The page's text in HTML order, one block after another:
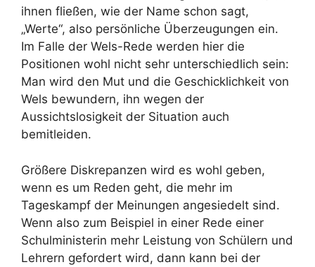
ihnen fließen, wie der Name schon sagt,
„Werte“, also persönliche Überzeugungen ein.
Im Falle der Wels-Rede werden hier die
Positionen wohl nicht sehr unterschiedlich sein:
Man wird den Mut und die Geschicklichkeit von
Wels bewundern, ihn wegen der
Aussichtslosigkeit der Situation auch
bemitleiden.
Größere Diskrepanzen wird es wohl geben,
wenn es um Reden geht, die mehr im
Tageskampf der Meinungen angesiedelt sind.
Wenn also zum Beispiel in einer Rede einer
Schulministerin mehr Leistung von Schülern und
Lehrern gefordert wird, dann kann bei der